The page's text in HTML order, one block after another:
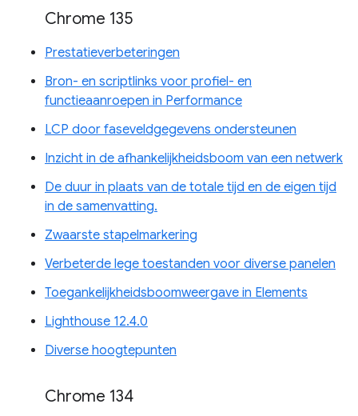
Chrome 135
Prestatieverbeteringen
Bron- en scriptlinks voor profiel- en
functieaanroepen in Performance
LCP door faseveldgegevens ondersteunen
Inzicht in de afhankelijkheidsboom van een netwerk
De duur in plaats van de totale tijd en de eigen tijd
in de samenvatting.
Zwaarste stapelmarkering
Verbeterde lege toestanden voor diverse panelen
Toegankelijkheidsboomweergave in Elements
Lighthouse 12.4.0
Diverse hoogtepunten
Chrome 134